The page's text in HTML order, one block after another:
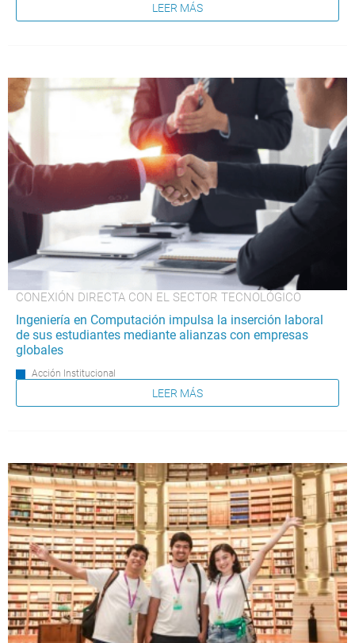
LEER MÁS
CONEXIÓN DIRECTA CON EL SECTOR TECNOLÓGICO
Ingeniería en Computación impulsa la inserción laboral
de sus estudiantes mediante alianzas con empresas
globales
Acción Institucional
LEER MÁS